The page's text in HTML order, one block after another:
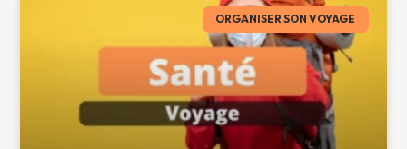
ORGANISER SON VOYAGE